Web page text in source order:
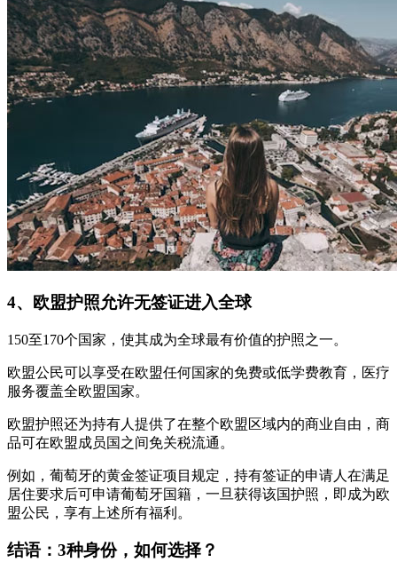
4、欧盟护照允许无签证进入全球
150至170个国家，使其成为全球最有价值的护照之一。
欧盟公民可以享受在欧盟任何国家的免费或低学费教育，医疗
服务覆盖全欧盟国家。
欧盟护照还为持有人提供了在整个欧盟区域内的商业自由，商
品可在欧盟成员国之间免关税流通。
例如，葡萄牙的黄金签证项目规定，持有签证的申请人在满足
居住要求后可申请葡萄牙国籍，一旦获得该国护照，即成为欧
盟公民，享有上述所有福利。
结语：3种身份，如何选择？